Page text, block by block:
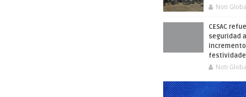
Noti
CESAC
seguridad
Noti